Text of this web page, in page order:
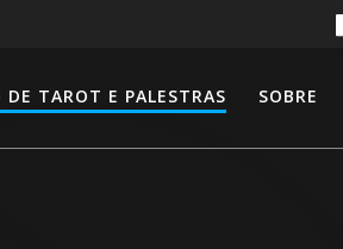
DE TAROT E PALESTRAS SOBRE